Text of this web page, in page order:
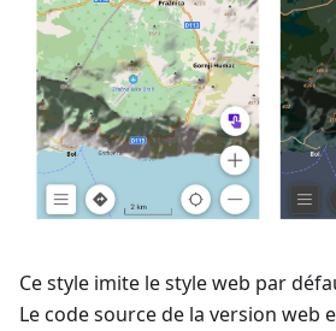
Ce style imite le style web par
Le code source de la version web